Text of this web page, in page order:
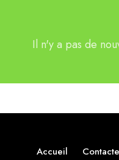
Il n'y a pas de
Accueil